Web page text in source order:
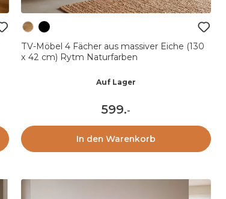
TV-Möbel 4 Fächer aus massiver Eiche (130
x 42 cm) Rytm Naturfarben
Auf Lager
599.-
In den Warenkorb